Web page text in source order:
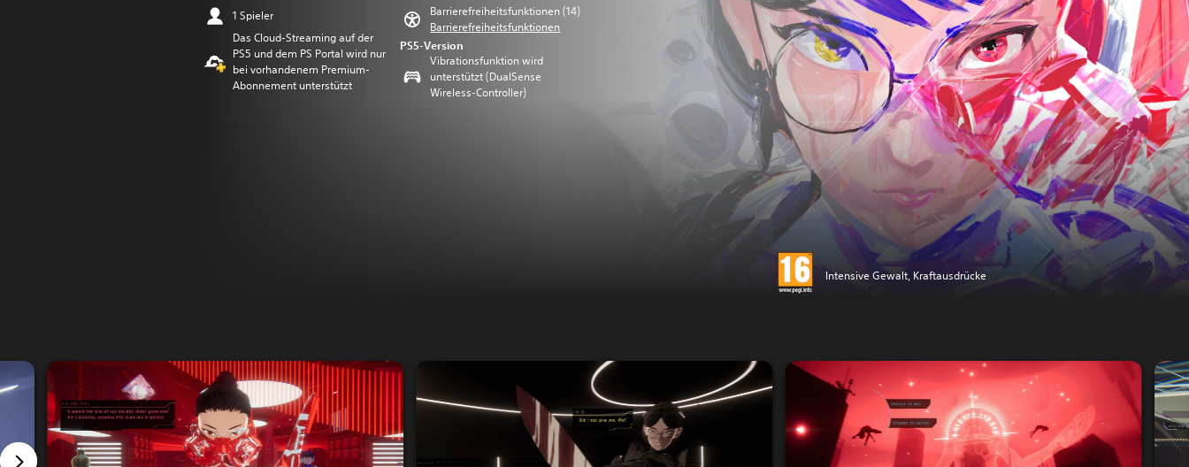
1 Spieler
Das Cloud-Streaming auf der
PS5 und dem PS Portal wird nur
bei vorhandenem Premium-
Abonnement unterstützt
Barrierefreiheitsfunktionen (14)
Barrierefreiheitsfunktionen
PS5-Version
Vibrationsfunktion wird
unterstützt (DualSense
Wireless-Controller)
Intensive Gewalt, Kraftausdrücke